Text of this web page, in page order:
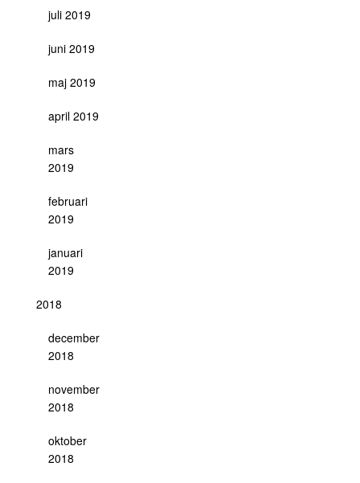
juli 2019
juni 2019
maj 2019
april 2019
mars
2019
februari
2019
januari
2019
2018
december
2018
november
2018
oktober
2018